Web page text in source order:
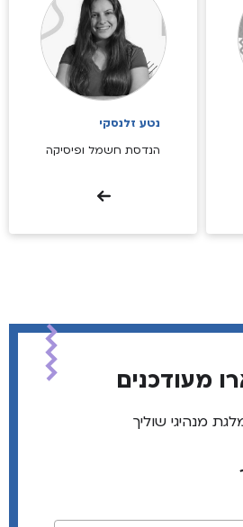
נטע זלנסקי
הנדסת חשמל ופיסיקה
מעודכנים
מנהיגי שוליך